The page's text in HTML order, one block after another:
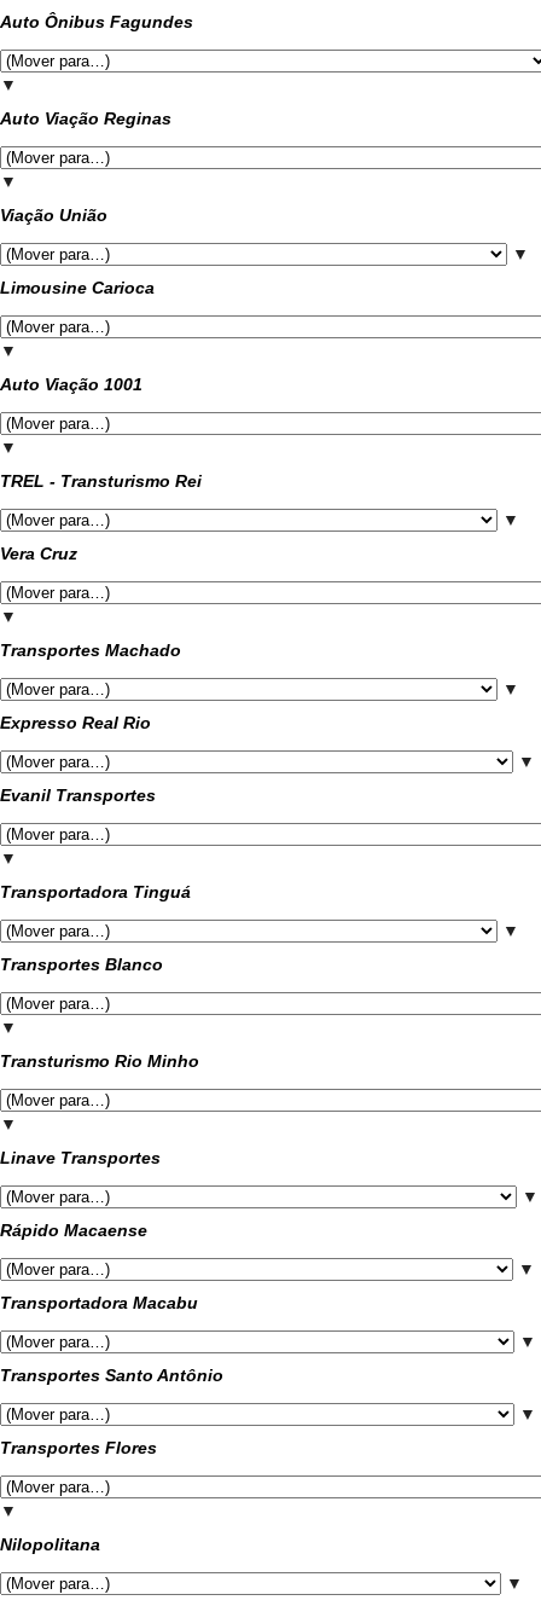
Auto Ônibus Fagundes
▼
Auto Viação Reginas
▼
Viação União
▼
Limousine Carioca
▼
Auto Viação 1001
▼
TREL - Transturismo Rei
▼
Vera Cruz
▼
Transportes Machado
▼
Expresso Real Rio
▼
Evanil Transportes
▼
Transportadora Tinguá
▼
Transportes Blanco
▼
Transturismo Rio Minho
▼
Linave Transportes
▼
Rápido Macaense
▼
Transportadora Macabu
▼
Transportes Santo Antônio
▼
Transportes Flores
▼
Nilopolitana
▼